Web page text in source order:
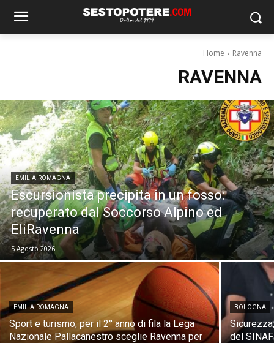
Home Ravenna
RAVENNA
EMILIA-ROMAGNA
Escursionista precipita in un fosso:
recuperato dal Soccorso Alpino ed
EliRavenna
5 Agosto 2026
EMILIA-ROMAGNA
Sport e turismo, per il 2° anno di fila la Lega
Nazionale Pallacanestro sceglie Ravenna per
BOLOGNA
del